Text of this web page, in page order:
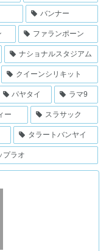
バンナー
ファランポーン
ナショナルスタジアム
クイーンシリキット
パヤタイ ラマ9
ー スラサック
タラートバンヤイ
プラオ